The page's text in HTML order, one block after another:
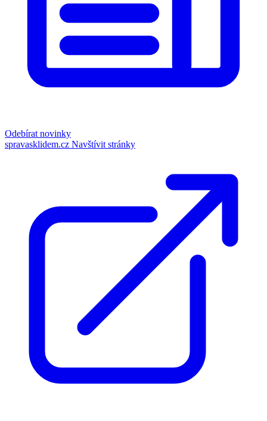
Odebírat novinky
spravasklidem.cz Navštívit stránky